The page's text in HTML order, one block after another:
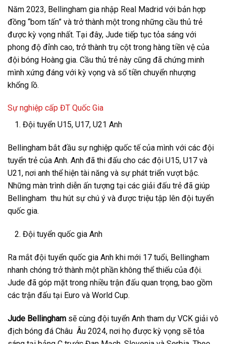
Năm 2023, Bellingham gia nhập Real Madrid với bản hợp
đồng “bom tấn” và trở thành một trong những cầu thủ trẻ
được kỳ vọng nhất. Tại đây, Jude tiếp tục tỏa sáng với
phong độ đỉnh cao, trở thành trụ cột trong hàng tiền vệ của
đội bóng Hoàng gia. Cầu thủ trẻ này cũng đã chứng minh
mình xứng đáng với kỳ vọng và số tiền chuyển nhượng
khổng lồ.
Sự nghiệp cấp ĐT Quốc Gia
Đội tuyển U15, U17, U21 Anh
Bellingham bắt đầu sự nghiệp quốc tế của mình với các đội
tuyển trẻ của Anh. Anh đã thi đấu cho các đội U15, U17 và
U21, nơi anh thể hiện tài năng và sự phát triển vượt bậc.
Những màn trình diễn ấn tượng tại các giải đấu trẻ đã giúp
Bellingham thu hút sự chú ý và được triệu tập lên đội tuyển
quốc gia.
Đội tuyển quốc gia Anh
Ra mắt đội tuyển quốc gia Anh khi mới 17 tuổi, Bellingham
nhanh chóng trở thành một phần không thể thiếu của đội.
Jude đã góp mặt trong nhiều trận đấu quan trọng, bao gồm
các trận đấu tại Euro và World Cup.
Jude Bellingham sẽ cùng đội tuyển Anh tham dự VCK giải vô
địch bóng đá Châu Âu 2024, nơi họ được kỳ vọng sẽ tỏa